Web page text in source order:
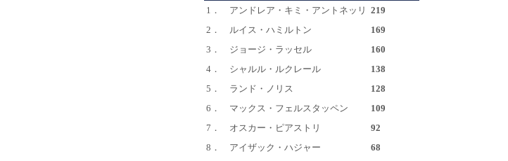
1．
アンドレア・キミ・アントネッリ 219
2．
ルイス・ハミルトン
169
3．
ジョージ・ラッセル
160
4．
シャルル・ルクレール
138
5．
ランド・ノリス
128
6．
マックス・フェルスタッペン
109
7．
オスカー・ピアストリ
92
8．
アイザック・ハジャー
68